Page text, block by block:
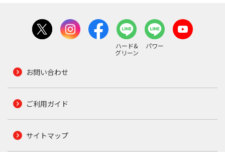
ハード&
グリーン
パワー
お問い合わせ
ご利用ガイド
サイトマップ